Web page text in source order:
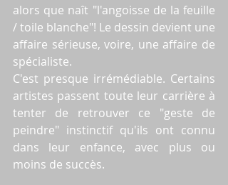
alors que naît "l'angoisse de la feuille
/ toile blanche"! Le dessin devient une
affaire sérieuse, voire, une affaire de
spécialiste.
C'est presque irrémédiable. Certains
artistes passent toute leur carrière à
tenter de retrouver ce "geste de
peindre" instinctif qu'ils ont connu
dans leur enfance, avec plus ou
moins de succès.